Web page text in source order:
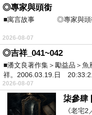
為本公司大量採購
格回饋，內含贈品
外盒及封膜，為
◎專家與頭銜
■寓言故事 ◎專家與頭
⊕潘文
之谷」裡——
2026-08-07
◎吉祥_041~042
■潘文良著作集＞勵益品＞
祥。2006.03.19.日
2026-08-07
柒參肆
《老宅